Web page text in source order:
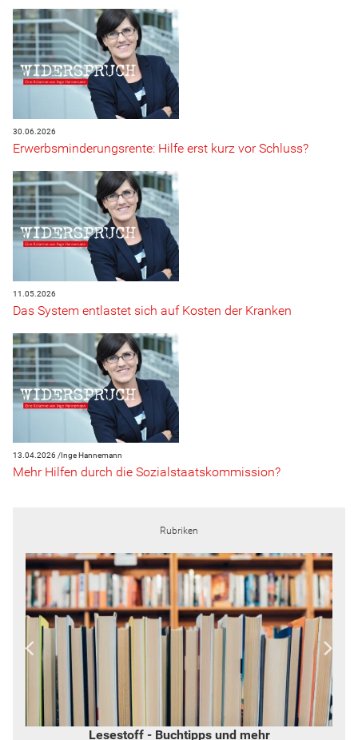
30.06.2026
Erwerbsminderungsrente: Hilfe erst kurz vor Schluss?
11.05.2026
Das System entlastet sich auf Kosten der Kranken
13.04.2026 / Inge Hannemann
Mehr Hilfen durch die Sozialstaatskommission?
Rubriken
Lesestoff - Buchtipps und mehr